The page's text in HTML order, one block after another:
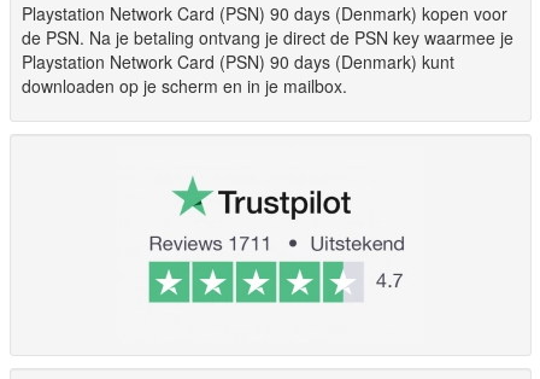
Playstation Network Card (PSN) 90 days (Denmark) kopen voor
de PSN. Na je betaling ontvang je direct de PSN key waarmee je
Playstation Network Card (PSN) 90 days (Denmark) kunt
downloaden op je scherm en in je mailbox.